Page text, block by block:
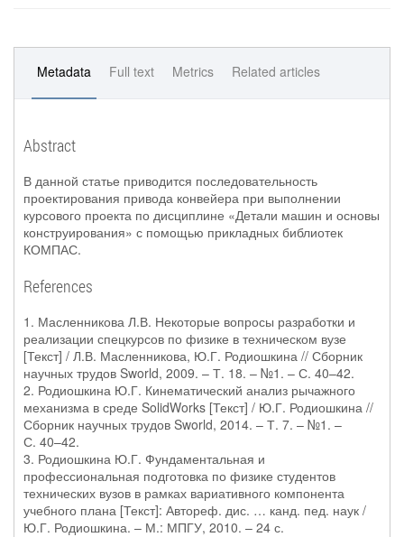
Metadata Full text Metrics Related articles
Abstract
В данной статье приводится последовательность
проектирования привода конвейера при выполнении
курсового проекта по дисциплине «Детали машин и основы
конструирования» с помощью прикладных библиотек
КОМПАС.
References
1. Масленникова Л.В. Некоторые вопросы разработки и
реализации спецкурсов по физике в техническом вузе
[Текст] / Л.В. Масленникова, Ю.Г. Родиошкина // Сборник
научных трудов Sworld, 2009. – Т. 18. – №1. – С. 40–42.
2. Родиошкина Ю.Г. Кинематический анализ рычажного
механизма в среде SolidWorks [Текст] / Ю.Г. Родиошкина //
Сборник научных трудов Sworld, 2014. – Т. 7. – №1. –
С. 40–42.
3. Родиошкина Ю.Г. Фундаментальная и
профессиональная подготовка по физике студентов
технических вузов в рамках вариативного компонента
учебного плана [Текст]: Автореф. дис. … канд. пед. наук /
Ю.Г. Родиошкина. – М.: МПГУ, 2010. – 24 с.